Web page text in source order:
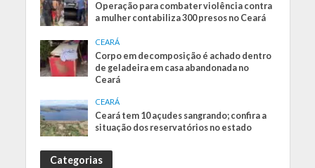
Operação para combater violência contra
a mulher contabiliza 300 presos no Ceará
CEARÁ
Corpo em decomposição é achado dentro
de geladeira em casa abandonada no
Ceará
CEARÁ
Ceará tem 10 açudes sangrando; confira a
situação dos reservatórios no estado
Categorias